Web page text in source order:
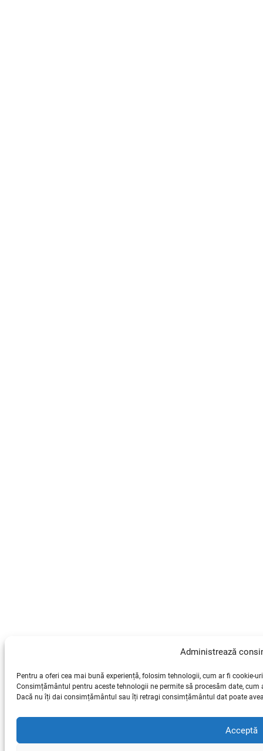
Administrează
Pentru a oferi cea mai bună experiență, folosim tehnologii, cum ar fi cookie-
Consimțământul pentru aceste tehnologii ne permite să procesăm date,
Dacă nu îți dai consimțământul sau îți retragi consimțământul dat poate
Acceptă